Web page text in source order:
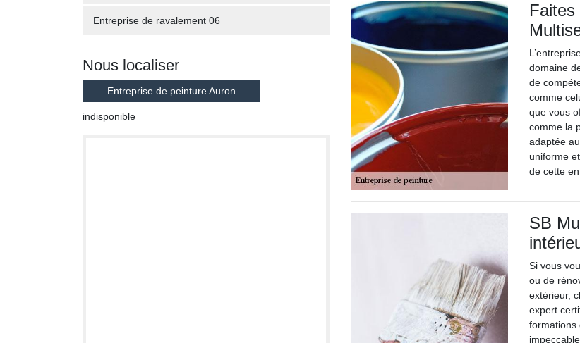
Entreprise de ravalement 06
Nous localiser
Entreprise de peinture Auron
indisponible
domaine
de
comme
que vous
comme la
adaptée
uniforme
de cette
SB
Si vous
ou de
extérieur,
expert
formations